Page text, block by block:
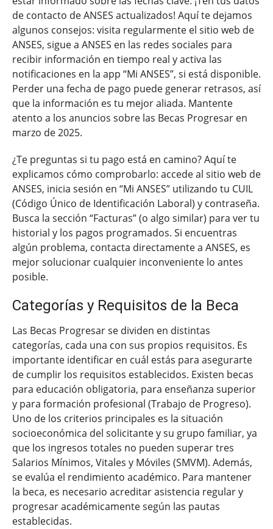
de contacto de ANSES actualizados! Aquí te dejamos
algunos consejos: visita regularmente el sitio web de
ANSES, sigue a ANSES en las redes sociales para
recibir información en tiempo real y activa las
notificaciones en la app “Mi ANSES”, si está disponible.
Perder una fecha de pago puede generar retrasos, así
que la información es tu mejor aliada. Mantente
atento a los anuncios sobre las Becas Progresar en
marzo de 2025.
¿Te preguntas si tu pago está en camino? Aquí te
explicamos cómo comprobarlo: accede al sitio web de
ANSES, inicia sesión en “Mi ANSES” utilizando tu CUIL
(Código Único de Identificación Laboral) y contraseña.
Busca la sección “Facturas” (o algo similar) para ver tu
historial y los pagos programados. Si encuentras
algún problema, contacta directamente a ANSES, es
mejor solucionar cualquier inconveniente lo antes
posible.
Categorías y Requisitos de la Beca
Las Becas Progresar se dividen en distintas
categorías, cada una con sus propios requisitos. Es
importante identificar en cuál estás para asegurarte
de cumplir los requisitos establecidos. Existen becas
para educación obligatoria, para enseñanza superior
y para formación profesional (Trabajo de Progreso).
Uno de los criterios principales es la situación
socioeconómica del solicitante y su grupo familiar, ya
que los ingresos totales no pueden superar tres
Salarios Mínimos, Vitales y Móviles (SMVM). Además,
se evalúa el rendimiento académico. Para mantener
la beca, es necesario acreditar asistencia regular y
progresar académicamente según las pautas
establecidas.